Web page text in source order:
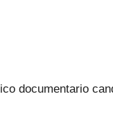
documentario